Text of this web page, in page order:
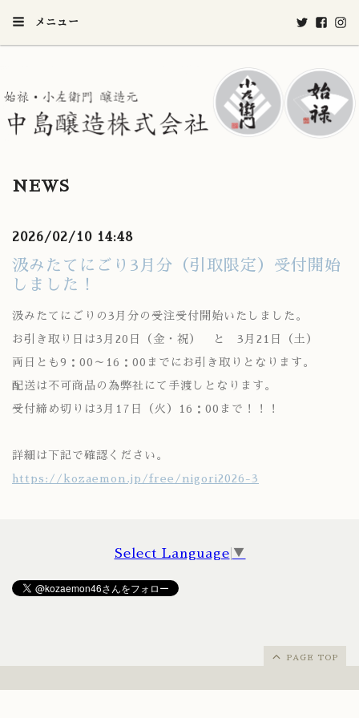
メニュー
NEWS
2026/02/10 14:48
汲みたてにごり3月分（引取限定）受付開始
しました！
汲みたてにごりの3月分の受注受付開始いたしました。
お引き取り日は3月20日（金・祝） と 3月21日（土）
両日とも9：00～16：00までにお引き取りとなります。
配送は不可商品の為弊社にて手渡しとなります。
受付締め切りは3月17日（火）16：00まで！！！
詳細は下記で確認ください。
https://kozaemon.jp/free/nigori2026-3
Select Language ▼
PAGE TOP